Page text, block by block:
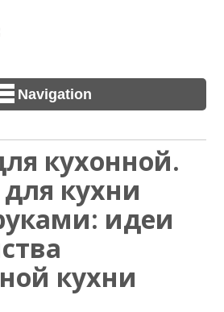
Navigation
кухонной.
кухни
идеи
кухни